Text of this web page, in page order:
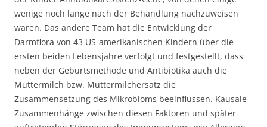
wenige noch lange nach der Behandlung nachzuweisen
waren. Das andere Team hat die Entwicklung der
Darmflora von 43 US-amerikanischen Kindern über die
ersten beiden Lebensjahre verfolgt und festgestellt, dass
neben der Geburtsmethode und Antibiotika auch die
Muttermilch bzw. Muttermilchersatz die
Zusammensetzung des Mikrobioms beeinflussen. Kausale
Zusammenhänge zwischen diesen Faktoren und später